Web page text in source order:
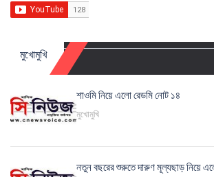
মুখোমুখি
শাওমি নিয়ে এলো রেডমি নোট ১৪
মুখোমুখি
নতুন বছরের শুরুতে দারুণ মূল্যছাড় নিয়ে